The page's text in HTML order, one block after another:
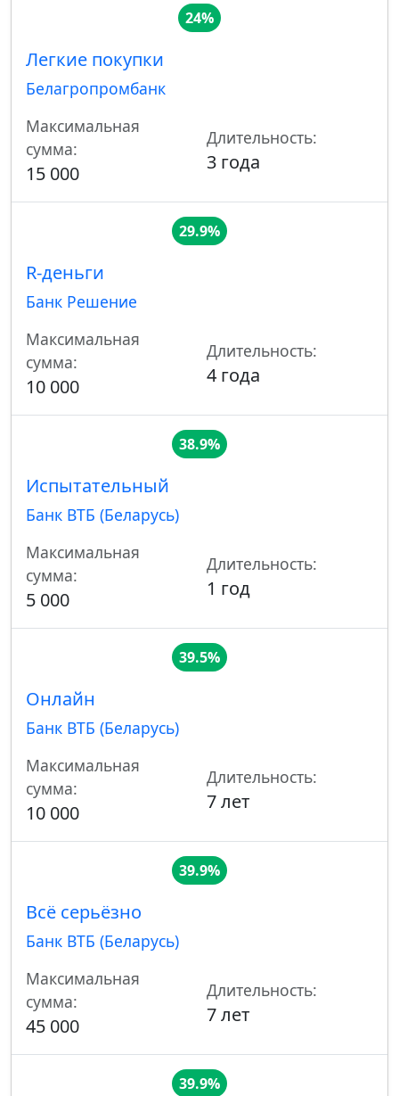
24%
Легкие покупки
Белагропромбанк
Максимальная
сумма:
15 000
Длительность:
3 года
29.9%
R-деньги
Банк Решение
Максимальная
сумма:
10 000
Длительность:
4 года
38.9%
Испытательный
Банк ВТБ (Беларусь)
Максимальная
сумма:
5 000
Длительность:
1 год
39.5%
Онлайн
Банк ВТБ (Беларусь)
Максимальная
сумма:
10 000
Длительность:
7 лет
39.9%
Всё серьёзно
Банк ВТБ (Беларусь)
Максимальная
сумма:
45 000
Длительность:
7 лет
39.9%